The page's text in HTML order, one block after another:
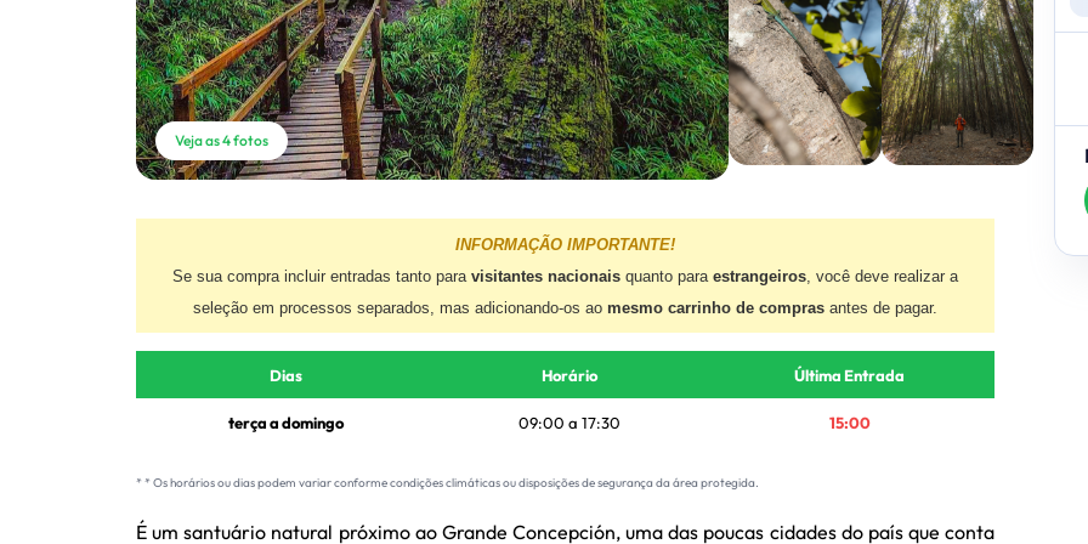
Veja as 4 fotos
INFORMAÇÃO IMPORTANTE!
Se sua compra incluir entradas tanto paravisitantes nacionais quanto paraestrangeiros, você deve realizar a
seleção em processos separados, mas adicionando-os aomesmo carrinho de compras antes de pagar.
Dias Horário Última Entrada
terça a domingo 09:00 a 17:30 15:00
* * Os horários ou dias podem variar conforme condições climáticas ou disposições de segurança da área protegida.
É um santuário natural próximo ao Grande Concepción, uma das poucas cidades do país que conta